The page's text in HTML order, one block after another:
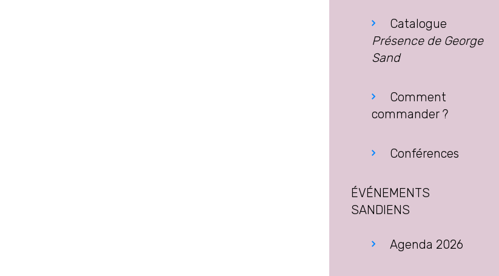
Catalogue
Présence de George
Sand
Comment
commander ?
Conférences
ÉVÉNEMENTS
SANDIENS
Agenda 2026